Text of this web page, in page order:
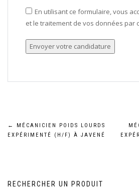
En utilisant ce formulaire, vous
et le traitement de vos données par
Navigation
←
MÉCANICIEN POIDS LOURDS
EXPÉRIMENTÉ (H/F) À JAVENÉ
RECHERCHER UN PRODUIT